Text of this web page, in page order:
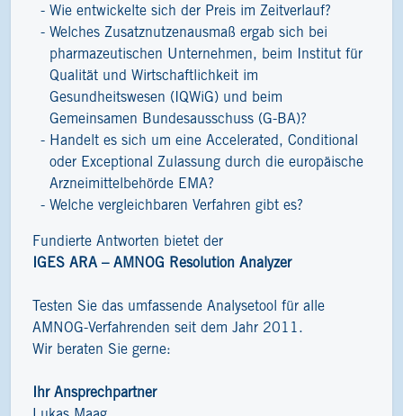
Wie entwickelte sich der Preis im Zeitverlauf?
Welches Zusatznutzenausmaß ergab sich bei
pharmazeutischen Unternehmen, beim Institut für
Qualität und Wirtschaftlichkeit im
Gesundheitswesen (IQWiG) und beim
Gemeinsamen Bundesausschuss (G-BA)?
Handelt es sich um eine Accelerated, Conditional
oder Exceptional Zulassung durch die europäische
Arzneimittelbehörde EMA?
Welche vergleichbaren Verfahren gibt es?
Fundierte Antworten bietet der
IGES ARA – AMNOG Resolution Analyzer
Testen Sie das umfassende Analysetool für alle
AMNOG-Verfahrenden seit dem Jahr 2011.
Wir beraten Sie gerne:
Ihr Ansprechpartner